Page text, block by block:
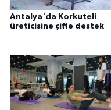
Antalya'da Korkuteli
üreticisine çifte destek